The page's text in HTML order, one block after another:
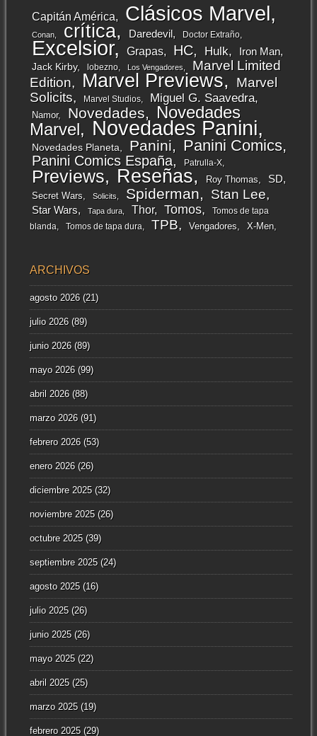
Capitán América Clásicos Marvel
Conan crítica Daredevil Doctor Extraño
Excelsior Grapas HC Hulk Iron Man
Jack Kirby lobezno Los Vengadores
Marvel Limited
Edition
Marvel Previews
Marvel
Solicits
Marvel Studios Miguel G. Saavedra
Namor Novedades
Novedades
Marvel
Novedades Panini
Novedades Planeta Panini Panini Comics
Panini Comics España Patrulla-X
Previews Reseñas Roy Thomas SD
Secret Wars Solicits Spiderman Stan Lee
Star Wars Tapa dura Thor Tomos
Tomos de tapa
blanda
Tomos de tapa dura TPB Vengadores X-Men
ARCHIVOS
agosto 2026(21)
julio 2026(89)
junio 2026(89)
mayo 2026(99)
abril 2026(88)
marzo 2026(91)
febrero 2026(53)
enero 2026(26)
diciembre 2025(32)
noviembre 2025(26)
octubre 2025(39)
septiembre 2025(24)
agosto 2025(16)
julio 2025(26)
junio 2025(26)
mayo 2025(22)
abril 2025(25)
marzo 2025(19)
febrero 2025(29)